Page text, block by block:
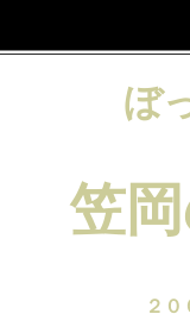
ぼ
笠
２